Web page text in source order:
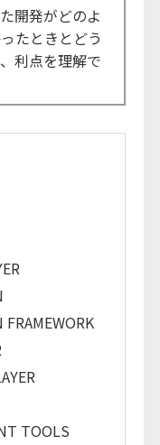
開発がどのよ
たときとどう
利点を理解で
TOOLS